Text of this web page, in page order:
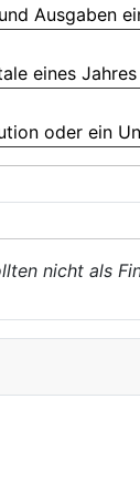
Ausgaben
eines
oder ein
nicht als